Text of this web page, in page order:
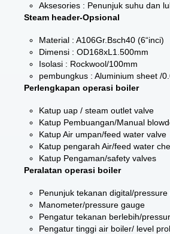
Aksesories : Penunjuk suhu dan
Steam header-Opsional
Material : A106Gr.Bsch40 (6“inci)
Dimensi : OD168xL1.500mm
Isolasi : Rockwool/100mm
pembungkus : Aluminium sheet /
Perlengkapan operasi boiler
Katup uap / steam outlet valve
Katup Pembuangan/Manual
Katup Air umpan/feed water valve
Katup pengarah Air/feed water
Katup Pengaman/safety valves
Peralatan operasi boiler
Penunjuk tekanan digital/
Manometer/pressure gauge
Pengatur tekanan berlebih/
Pengatur tinggi air boiler/ level